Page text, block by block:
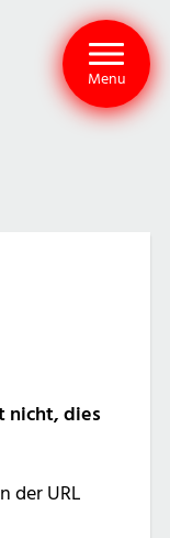
Menu
nicht, dies
der URL